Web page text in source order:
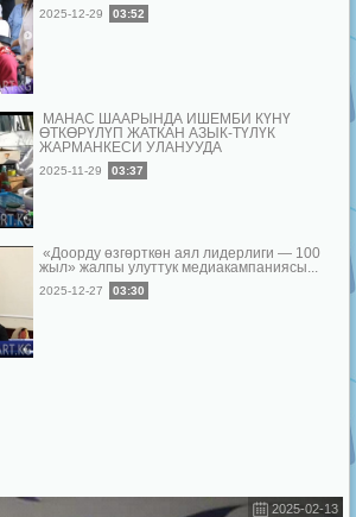
2025-12-29 03:52
МАНАС ШААРЫНДА ИШЕМБИ КҮНҮ
ӨТКӨРҮЛҮП ЖАТКАН АЗЫК-ТҮЛҮК
ЖАРМАНКЕСИ УЛАНУУДА
2025-11-29 03:37
«Доорду өзгөрткөн аял лидерлиги — 100
жыл» жалпы улуттук медиакампаниясы...
2025-12-27 03:30
2025-02-13